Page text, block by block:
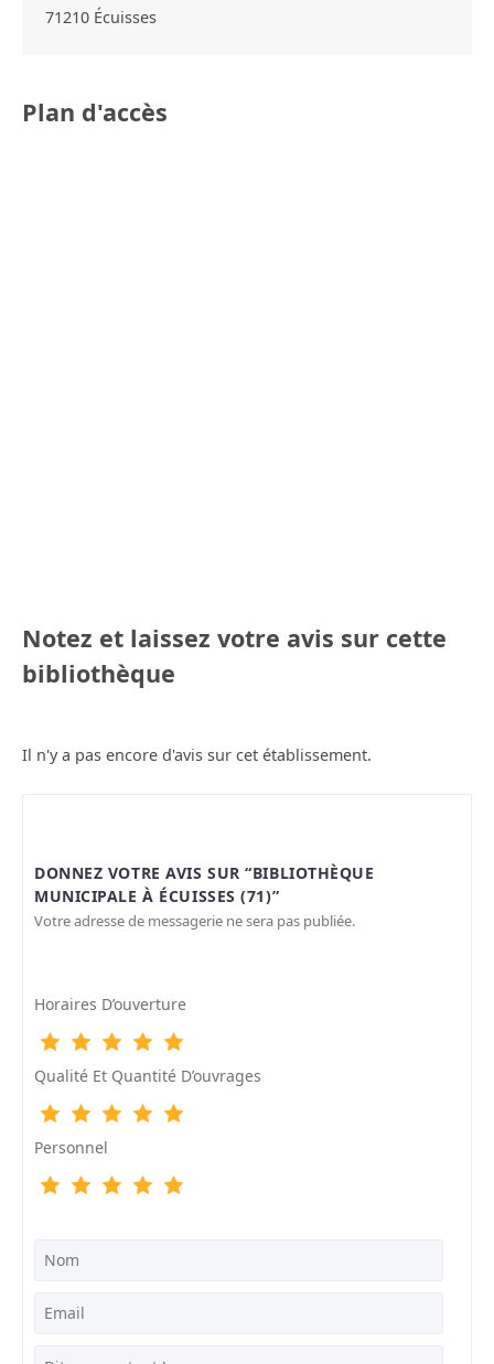
71210 Écuisses
Plan d'accès
Notez et laissez votre avis sur cette
bibliothèque
Il n'y a pas encore d'avis sur cet établissement.
DONNEZ VOTRE AVIS SUR “BIBLIOTHÈQUE
MUNICIPALE À ÉCUISSES (71)”
Votre adresse de messagerie ne sera pas publiée.
Horaires D’ouverture
Qualité Et Quantité D’ouvrages
Personnel